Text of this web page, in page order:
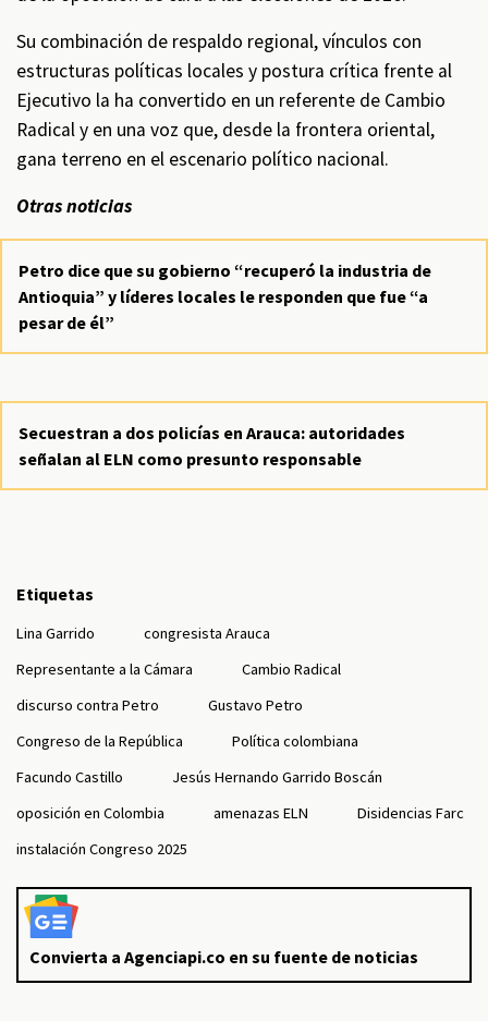
Su combinación de respaldo regional, vínculos con
estructuras políticas locales y postura crítica frente al
Ejecutivo la ha convertido en un referente de Cambio
Radical y en una voz que, desde la frontera oriental,
gana terreno en el escenario político nacional.
Otras noticias
Petro dice que su gobierno “recuperó la industria de
Antioquia” y líderes locales le responden que fue “a
pesar de él”
Secuestran a dos policías en Arauca: autoridades
señalan al ELN como presunto responsable
Etiquetas
Lina Garrido
congresista Arauca
Representante a la Cámara
Cambio Radical
discurso contra Petro
Gustavo Petro
Congreso de la República
Política colombiana
Facundo Castillo
Jesús Hernando Garrido Boscán
oposición en Colombia
amenazas ELN
Disidencias Farc
instalación Congreso 2025
Convierta a Agenciapi.co en su fuente de noticias